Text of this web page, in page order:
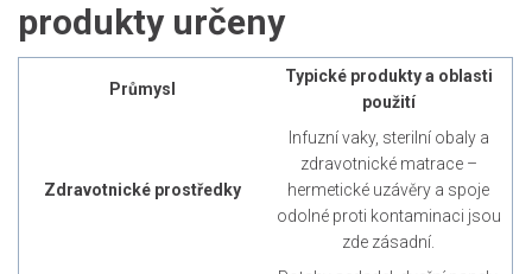
produkty určeny
Průmysl
Typické produkty a oblasti
použití
Zdravotnické prostředky
Infuzní vaky, sterilní obaly a
zdravotnické matrace –
hermetické uzávěry a spoje
odolné proti kontaminaci jsou
zde zásadní.